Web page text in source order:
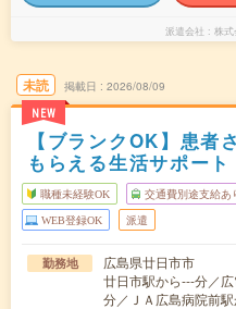
派遣会社 株式
未読
NEW
掲載日 2026/08/09
【ブランクOK】患者
もらえる生活サポート
職種未経験OK 交通費別途支給あ
WEB登録OK 派遣
勤務地
広島県廿日市市
廿日市駅から---分／
分／ＪＡ広島病院前